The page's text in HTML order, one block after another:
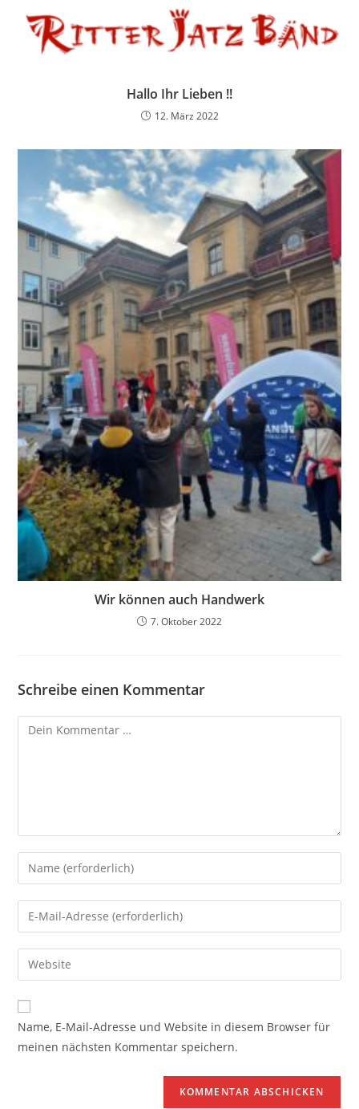
Hallo Ihr Lieben !!
12. März 2022
Wir können auch Handwerk
7. Oktober 2022
Schreibe einen Kommentar
Kommentar
Gib
deinen
Namen
oder
zum
Kommentieren
ein
Gib
deine
E-
Mail-
zum
Kommentieren
ein
Gib
deine
Website-
URL
Name, E-Mail-Adresse und Website in diesem Browser für
meinen nächsten Kommentar speichern.